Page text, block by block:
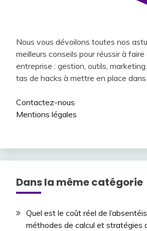
Nous vous dévoilons toutes nos
meilleurs conseils pour réussir à
entreprise : gestion, outils,
tas de hacks à mettre en place
Contactez-nous
Mentions légales
Dans la même catégorie
Quel est le coût réel de
méthodes de calcul et stratégies